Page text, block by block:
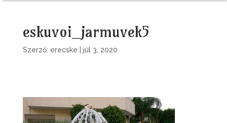
eskuvoi_jarmuvek5
Szerző: erecske júl 3, 2020